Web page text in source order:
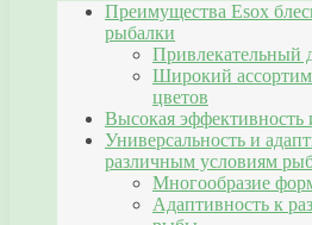
Преимущества Esox
рыбалки
Привлекательный
Широкий
цветов
Высокая эффективность
Универсальность и
различным условиям
Многообразие
Адаптивность к